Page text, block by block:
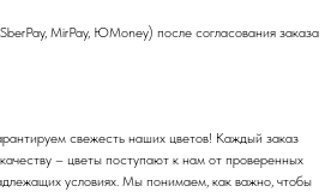
MirPay, ЮMoney) после согласования заказа
свежесть наших цветов! Каждый заказ
– цветы поступают к нам от проверенных
условиях. Мы понимаем, как важно, чтобы